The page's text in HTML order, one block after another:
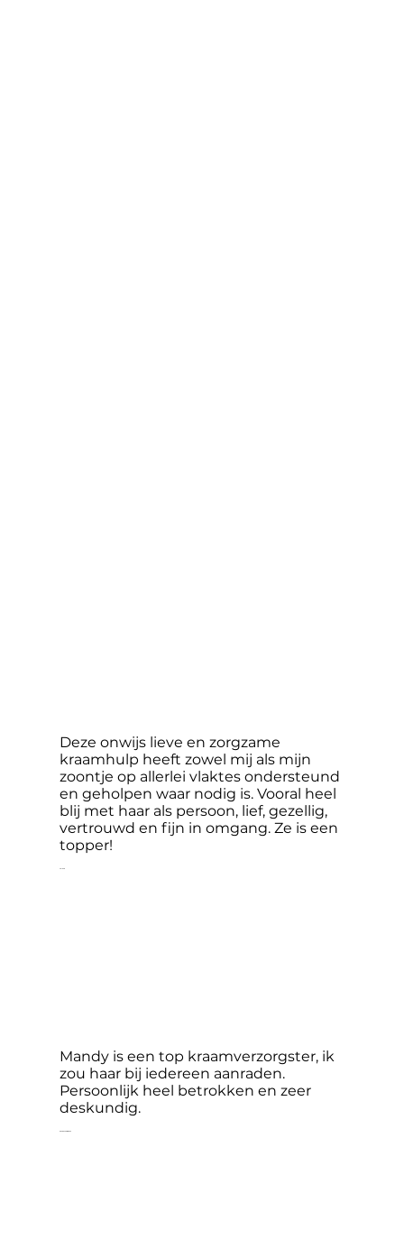
Deze onwijs lieve en zorgzame
kraamhulp heeft zowel mij als mijn
zoontje op allerlei vlaktes ondersteund
en geholpen waar nodig is. Vooral heel
blij met haar als persoon, lief, gezellig,
vertrouwd en fijn in omgang. Ze is een
topper!
Mandy is een top kraamverzorgster, ik
zou haar bij iedereen aanraden.
Persoonlijk heel betrokken en zeer
deskundig.